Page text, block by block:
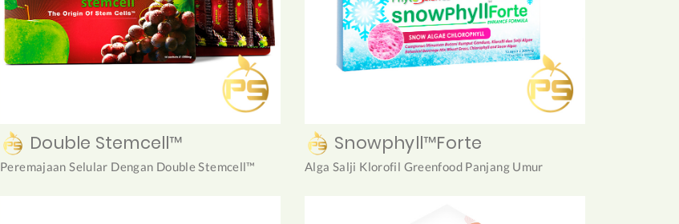
Double Stemcell™
Peremajaan Selular Dengan Double Stemcell™
Snowphyll™Forte
Alga Salji Klorofil Greenfood Panjang Umur